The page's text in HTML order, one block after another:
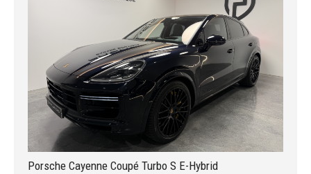
Porsche Cayenne Coupé Turbo S E-Hybrid